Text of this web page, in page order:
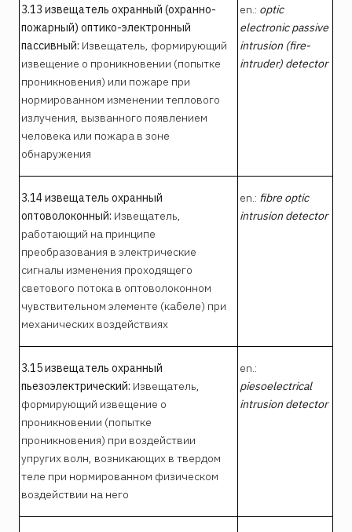
3.13 извещатель охранный (охранно-
пожарный) оптико-электронный
пассивный: Извещатель, формирующий
извещение о проникновении (попытке
проникновения) или пожаре при
нормированном изменении теплового
излучения, вызванного появлением
человека или пожара в зоне
обнаружения
en.: optic
electronic passive
intrusion (fire-
intruder) detector
3.14 извещатель охранный
оптоволоконный: Извещатель,
работающий на принципе
преобразования в электрические
сигналы изменения проходящего
светового потока в оптоволоконном
чувствительном элементе (кабеле) при
механических воздействиях
en.: fibre optic
intrusion detector
3.15 извещатель охранный
пьезоэлектрический: Извещатель,
формирующий извещение о
проникновении (попытке
проникновения) при воздействии
упругих волн, возникающих в твердом
теле при нормированном физическом
воздействии на него
en.:
piesoelectrical
intrusion detector